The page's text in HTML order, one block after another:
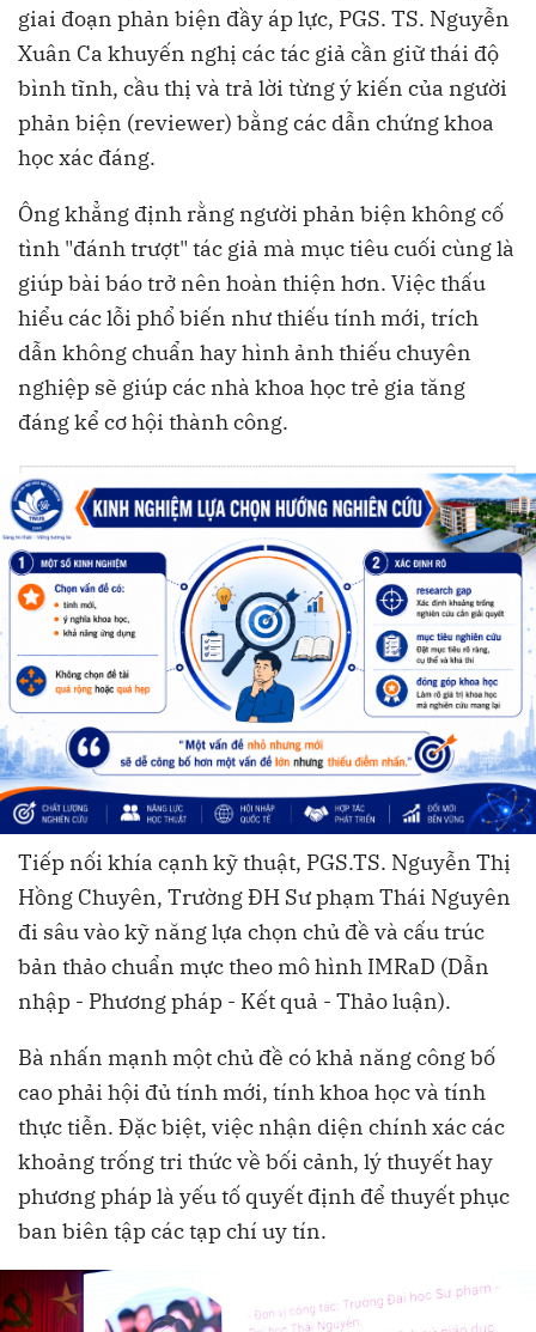
giai đoạn phản biện đầy áp lực, PGS. TS. Nguyễn
Xuân Ca khuyến nghị các tác giả cần giữ thái độ
bình tĩnh, cầu thị và trả lời từng ý kiến của người
phản biện (reviewer) bằng các dẫn chứng khoa
học xác đáng.
Ông khẳng định rằng người phản biện không cố
tình "đánh trượt" tác giả mà mục tiêu cuối cùng là
giúp bài báo trở nên hoàn thiện hơn. Việc thấu
hiểu các lỗi phổ biến như thiếu tính mới, trích
dẫn không chuẩn hay hình ảnh thiếu chuyên
nghiệp sẽ giúp các nhà khoa học trẻ gia tăng
đáng kể cơ hội thành công.
Tiếp nối khía cạnh kỹ thuật, PGS.TS. Nguyễn Thị
Hồng Chuyên, Trường ĐH Sư phạm Thái Nguyên
đi sâu vào kỹ năng lựa chọn chủ đề và cấu trúc
bản thảo chuẩn mực theo mô hình IMRaD (Dẫn
nhập - Phương pháp - Kết quả - Thảo luận).
Bà nhấn mạnh một chủ đề có khả năng công bố
cao phải hội đủ tính mới, tính khoa học và tính
thực tiễn. Đặc biệt, việc nhận diện chính xác các
khoảng trống tri thức về bối cảnh, lý thuyết hay
phương pháp là yếu tố quyết định để thuyết phục
ban biên tập các tạp chí uy tín.